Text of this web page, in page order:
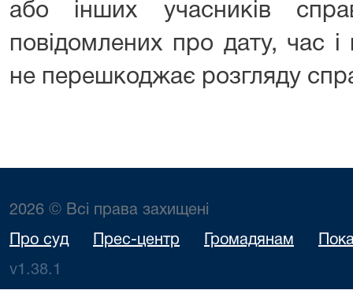
або інших учасників
повідомлених про дату, час і
не перешкоджає розгляду
2026 © Всі права захищені
Про суд Прес-центр Громадянам
v1.38.1